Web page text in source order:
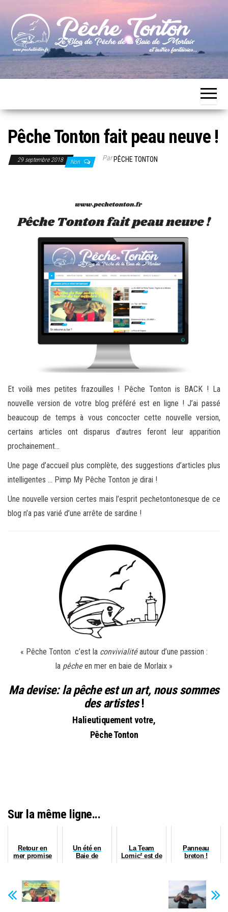
content
Pêche
Le blog
de
Baie de
Pêche Tonton fait peau neuve !
29 septembre 2018 Non ParPÊCHE TONTON
Et voilà mes petites frazouilles ! Pêche Tonton is BACK ! La
nouvelle version de votre blog préféré est en ligne ! J’ai passé
beaucoup de temps à vous concocter cette nouvelle version,
certains articles ont disparus d’autres feront leur apparition
prochainement…
Une page d’accueil plus complète, des suggestions d’articles plus
intelligentes … Pimp My Pêche Tonton je dirai !
Une nouvelle version certes mais l’esprit pechetontonesque de ce
blog n’a pas varié d’une arrête de sardine !
« Pêche Tonton c’est la convivialitéautour d’une passion :
la pêcheen mer en baie de Morlaix »
Ma devise: la pêche est un art, nous sommes
des artistes!
Halieutiquement votre,
Pêche Tonton
Sur la même ligne...
Retour en
mer promise
Un été en
Baie de
La Team
Lomic² est de
Panneau
breton !